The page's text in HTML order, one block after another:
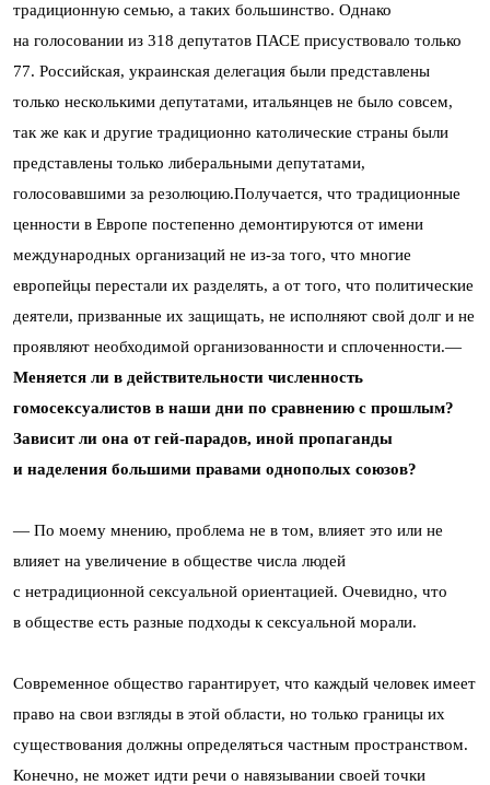
традиционную семью, а таких большинство. Однако
на голосовании из 318 депутатов ПАСЕ присуствовало только
77. Российская, украинская делегация были представлены
только несколькими депутатами, итальянцев не было совсем,
так же как и другие традиционно католические страны были
представлены только либеральными депутатами,
голосовавшими за резолюцию.Получается, что традиционные
ценности в Европе постепенно демонтируются от имени
международных организаций не из-за того, что многие
европейцы перестали их разделять, а от того, что политические
деятели, призванные их защищать, не исполняют свой долг и не
проявляют необходимой организованности и сплоченности.—
Меняется ли в действительности численность
гомосексуалистов в наши дни по сравнению с прошлым?
Зависит ли она от гей-парадов, иной пропаганды
и наделения большими правами однополых союзов?
— По моему мнению, проблема не в том, влияет это или не
влияет на увеличение в обществе числа людей
с нетрадиционной сексуальной ориентацией. Очевидно, что
в обществе есть разные подходы к сексуальной морали.
Современное общество гарантирует, что каждый человек имеет
право на свои взгляды в этой области, но только границы их
существования должны определяться частным пространством.
Конечно, не может идти речи о навязывании своей точки